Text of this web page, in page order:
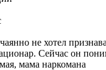
не хотел
Сейчас он
мама наркомана